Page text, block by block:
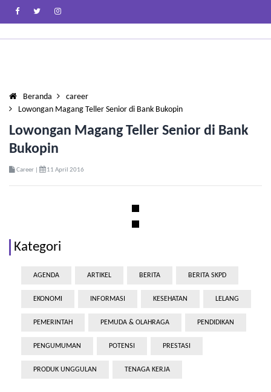
Beranda
career
Lowongan Magang Teller Senior di Bank Bukopin
Lowongan Magang Teller Senior di Bank
Bukopin
Career | 11 April 2016
Kategori
AGENDA ARTIKEL BERITA BERITA SKPD
EKONOMI INFORMASI KESEHATAN LELANG
PEMERINTAH PEMUDA & OLAHRAGA PENDIDIKAN
PENGUMUMAN POTENSI PRESTASI
PRODUK UNGGULAN TENAGA KERJA